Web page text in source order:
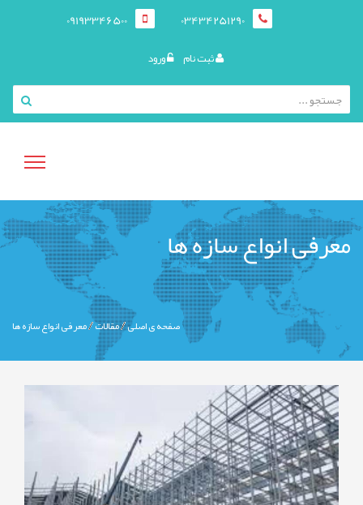
03434251290
09193346500
ثبت نام ورود
منوی
کاربری
معرفی انواع سازه ها
صفحه ی اصلی مقالات معرفی انواع سازه ها